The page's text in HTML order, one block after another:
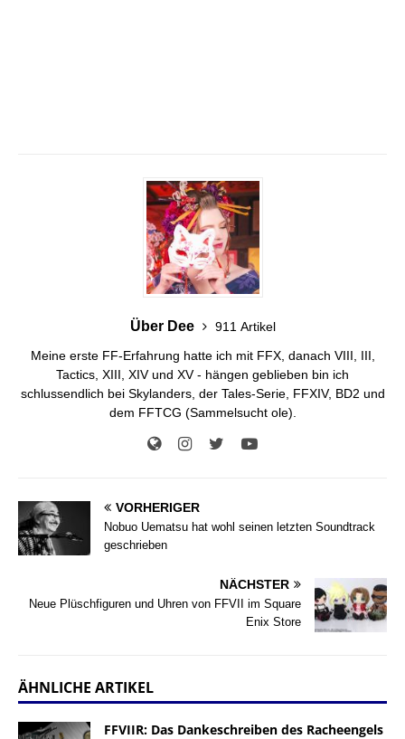
Über Dee
911 Artikel
Meine erste FF-Erfahrung hatte ich mit FFX, danach VIII, III,
Tactics, XIII, XIV und XV - hängen geblieben bin ich
schlussendlich bei Skylanders, der Tales-Serie, FFXIV, BD2 und
dem FFTCG (Sammelsucht ole).
VORHERIGER
Nobuo Uematsu hat wohl seinen letzten Soundtrack
geschrieben
NÄCHSTER
Neue Plüschfiguren und Uhren von FFVII im Square
Enix Store
ÄHNLICHE ARTIKEL
FFVIIR: Das Dankeschreiben des Racheengels